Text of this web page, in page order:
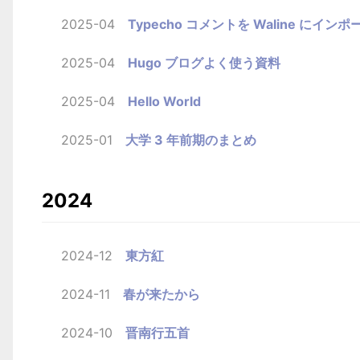
2025-04 Typecho コメントを Waline にインポ
2025-04 Hugo ブログよく使う資料
2025-04 Hello World
2025-01 大学 3 年前期のまとめ
2024
2024-12 東方紅
2024-11 春が来たから
2024-10 晋南行五首